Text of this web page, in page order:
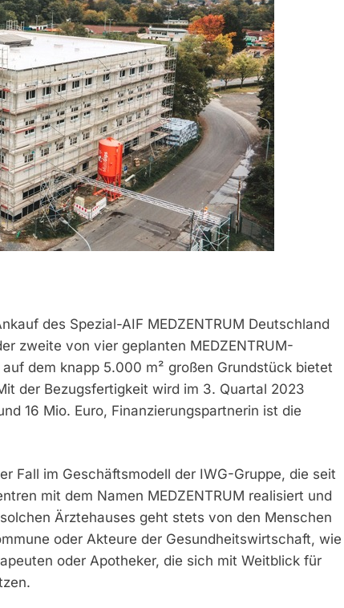
des Spezial-AIF MEDZENTRUM Deutschland
zweite von vier geplanten MEDZENTRUM-
dem knapp 5.000 m² großen Grundstück bietet
der Bezugsfertigkeit wird im 3. Quartal 2023
16 Mio. Euro, Finanzierungspartnerin ist die
Fall im Geschäftsmodell der IWG-Gruppe, die seit
mit dem Namen MEDZENTRUM realisiert und
Ärztehauses geht stets von den Menschen
oder Akteure der Gesundheitswirtschaft, wie
oder Apotheker, die sich mit Weitblick für